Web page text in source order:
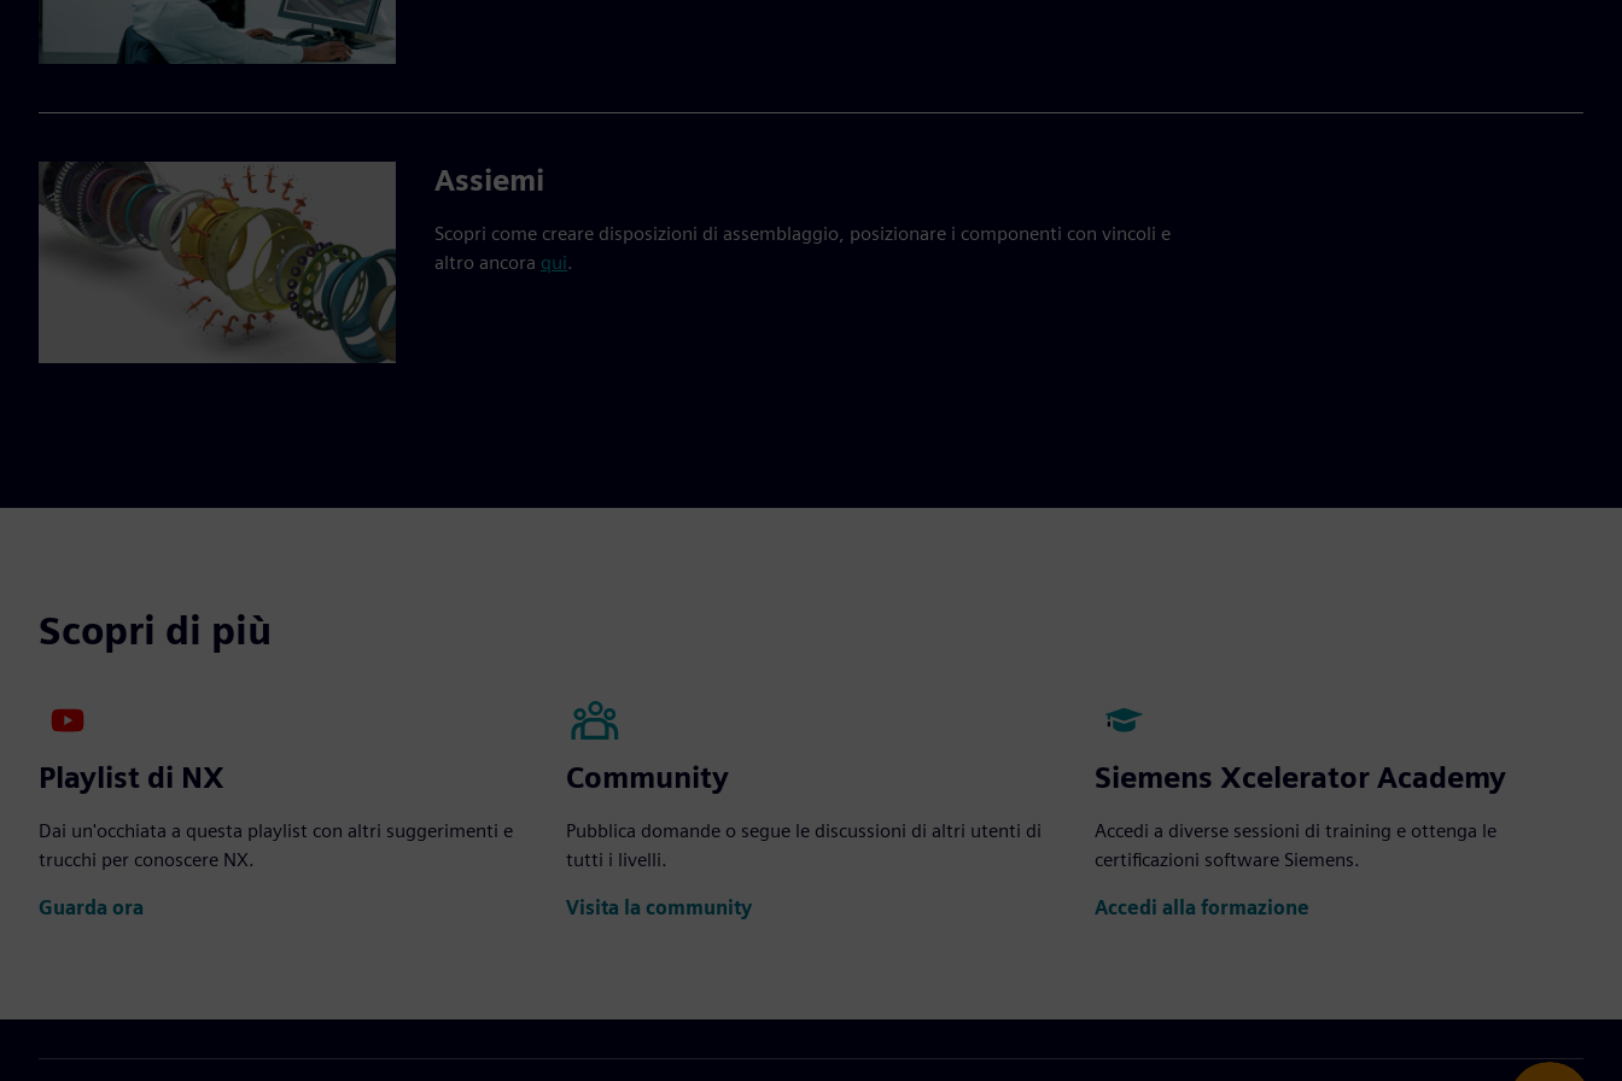
Assiemi
Scopri come creare disposizioni di assemblaggio, posizionare i componenti con vincoli e
altro ancora qui.
Scopri di più
Playlist di NX
Dai un'occhiata a questa playlist con altri suggerimenti e
trucchi per conoscere NX.
Guarda ora
Community
Pubblica domande o segue le discussioni di altri utenti di
tutti i livelli.
Visita la community
Siemens Xcelerator Academy
Accedi a diverse sessioni di training e ottenga le
certificazioni software Siemens.
Accedi alla formazione